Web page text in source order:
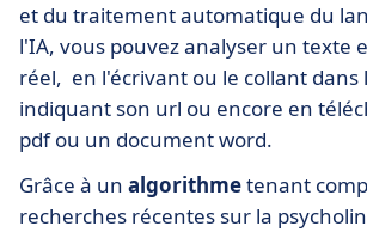
et du traitement automatique du
l'IA, vous pouvez analyser un texte
réel, en l'écrivant ou le collant dans
indiquant son url ou encore en
pdf ou un document word.
Grâce à un algorithmetenant
recherches récentes sur la